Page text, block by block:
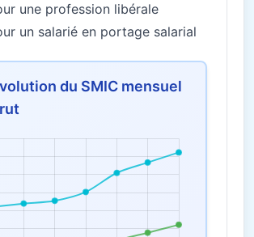
une profession libérale
un salarié en portage salarial
du SMIC mensuel